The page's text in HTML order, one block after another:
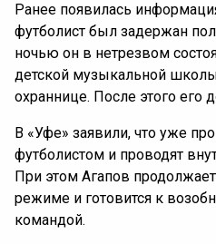
Ранее появилась
футболист был задержан
ночью он в нетрезвом
детской музыкальной
охраннице. После этого его
В «Уфе» заявили, что уже
футболистом и проводят
При этом Агапов
режиме и готовится к
командой.